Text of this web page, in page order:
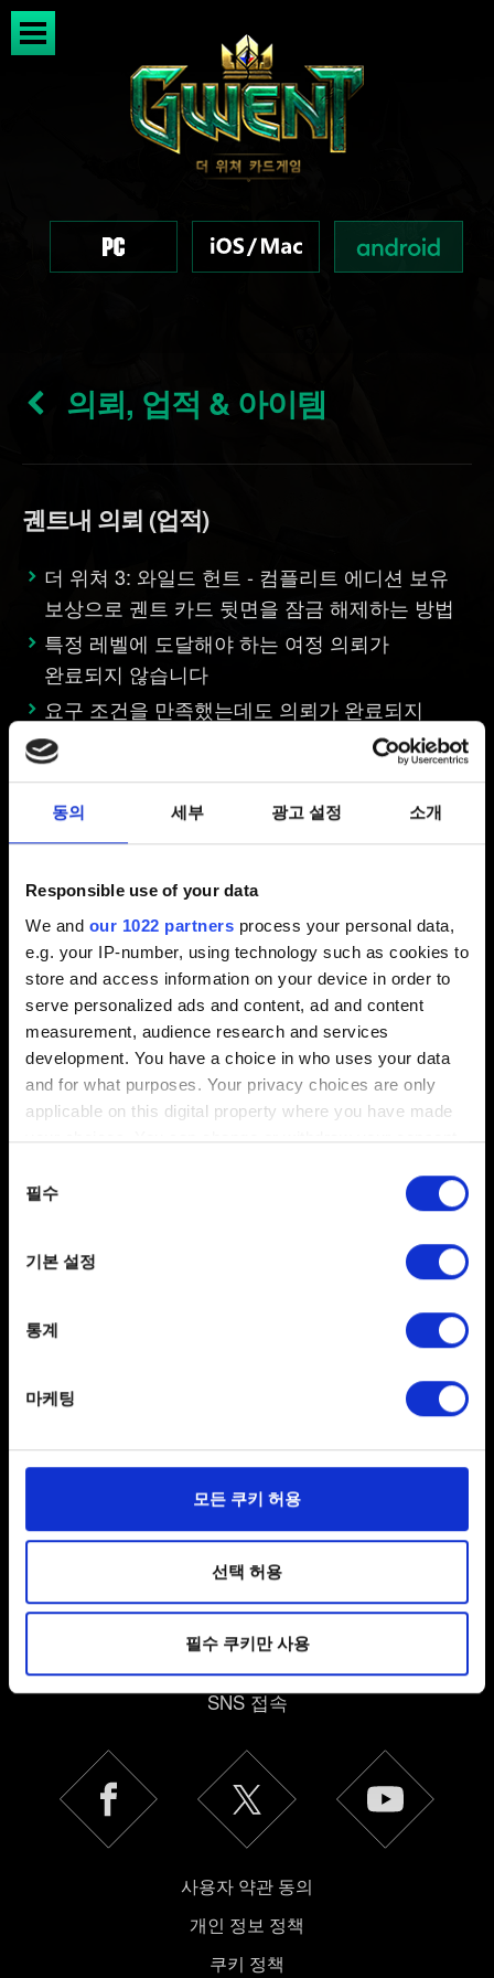
동의 세부 광고 설정 소개
Responsible use of your data
We and our 1022 partners process your personal data,
e.g. your IP-number, using technology such as cookies to
store and access information on your device in order to
serve personalized ads and content, ad and content
measurement, audience research and services
development. You have a choice in who uses your data
and for what purposes. Your privacy choices are only
applicable on this digital property where you have made
your choices. You can change or withdraw your consent
the Privacy trigger icon.
Collect information about your geographical
Identify your device by actively scanning it for
Find out more about how your personal data is processed
일부 쿠키는 웹 사이트를 정상적으로 이용하기 위해
관련 기술적 피드백을 제공하여 사용자의 웹사이트 이용
환경을 개선하기 위해 사용됩니다. 예를 들어, 소셜
파악하기 위해 쿠키의 일부를 저희 파트너와 공유할 수도
있습니다. 물론, 이처럼 선택적으로 쿠키를 사용할
경우에는 사용자의 동의를 구할 것입니다.
"Settings" 메뉴에서 확인할 수 있습니다.
선택
필수
기본 설정
통계
마케팅
모든 쿠키 허용
선택 허용
필수 쿠키만 사용
의뢰, 업적 & 아이템
궨트내 의뢰 (업적)
더 위쳐 3: 와일드 헌트 - 컴플리트 에디션 보유
보상으로 궨트 카드 뒷면을 잠금 해제하는 방법
특정 레벨에 도달해야 하는 여정 의뢰가
완료되지 않습니다
요구 조건을 만족했는데도 의뢰가 완료되지
않았어요
보상
보상을 받지 못했어요
친구 초대: "초대를 받으셨습니다. 하지만..."
오류 / 친구 초대: 보상
장신구와 리더 스킨, 카드 뒷면 데이터베이스
카드 컬렉션
없어요
분해 및 제작 복구
실수로 원하지 않는 카드를 제작/분해했습니다.
한국어
SNS 접속
사용자 약관 동의
개인 정보 정책
쿠키 정책